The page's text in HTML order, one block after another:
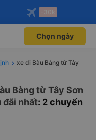
độc
Mở app
bay qua
Mở app
-30k
Chọn ngày
xe đi Bàu Bàng từ Tây
Bàng từ Tây Sơn
đãi nhất: 2 chuyến